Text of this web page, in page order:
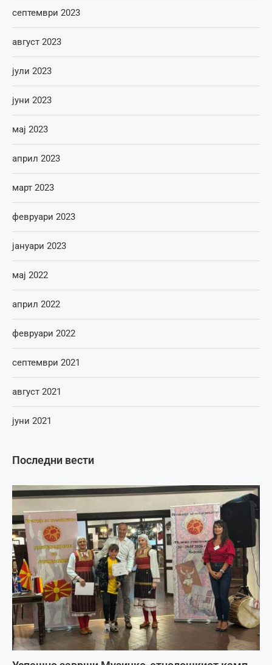
Последни вести
септември 2023
август 2023
јули 2023
јуни 2023
мај 2023
април 2023
март 2023
февруари 2023
јануари 2023
мај 2022
април 2022
февруари 2022
септември 2021
август 2021
јуни 2021